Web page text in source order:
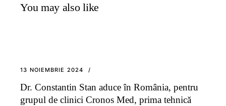
You may also like
13 NOIEMBRIE 2024
Dr. Constantin Stan aduce în România, pentru
grupul de clinici Cronos Med, prima tehnică